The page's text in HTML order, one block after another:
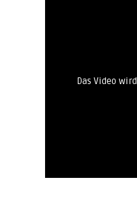
Das Video